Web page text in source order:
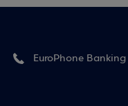
EuroPhone Banking